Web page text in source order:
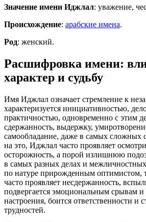
Значение имени Иджлал: уважение,
Происхождение: арабские имена.
Род: женский.
Расшифровка имени:
характер и судьбу
Имя Иджлал означает стремление к
характеризуется инициативностью,
практичностью, одновременно с этим
сдержанность, выдержку,
самообладание, даже в самых сложных
на это, Иджлал часто проявляет
осторожность, а порой излишнюю
в самых разных делах и
по натуре прирожденным оптимистом,
часто проявляет несдержанность,
подвергается эмоциональным срывам
настроения, боится ответственности и
трудностей.